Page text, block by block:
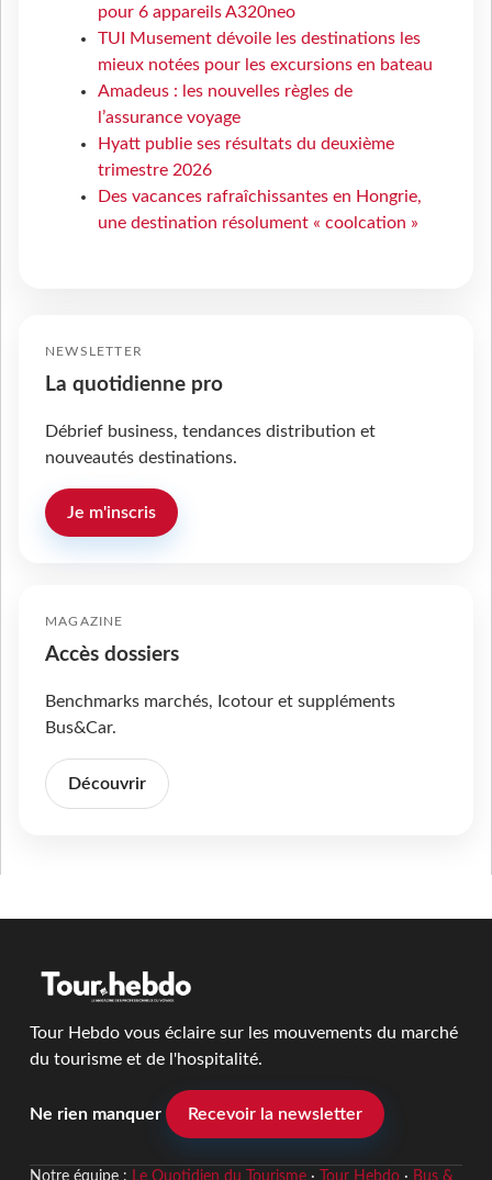
pour 6 appareils A320neo
TUI Musement dévoile les destinations les
mieux notées pour les excursions en bateau
Amadeus : les nouvelles règles de
l’assurance voyage
Hyatt publie ses résultats du deuxième
trimestre 2026
Des vacances rafraîchissantes en Hongrie,
une destination résolument « coolcation »
NEWSLETTER
La quotidienne pro
Débrief business, tendances distribution et
nouveautés destinations.
Je m'inscris
MAGAZINE
Accès dossiers
Benchmarks marchés, Icotour et suppléments
Bus&Car.
Découvrir
Tour Hebdo vous éclaire sur les mouvements du marché
du tourisme et de l'hospitalité.
Ne rien manquer Recevoir la newsletter
Notre équipe : Le Quotidien du Tourisme· Tour Hebdo· Bus &